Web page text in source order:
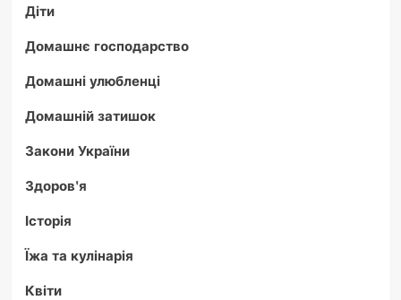
Діти
Домашнє господарство
Домашні улюбленці
Домашній затишок
Закони України
Здоров'я
Історія
Їжа та кулінарія
Квіти